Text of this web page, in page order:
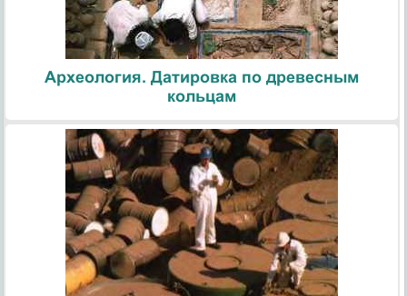
Археология. Датировка по древесным
кольцам